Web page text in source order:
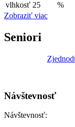
vlhkosť 25
%
Zobraziť viac
Seniori
Návštevnosť
Návštevnosť: